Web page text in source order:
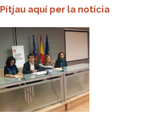
Pitjau aquí per la notícia